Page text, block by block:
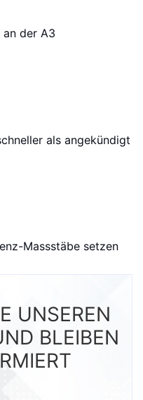
der A3
als angekündigt
Massstäbe setzen
UNSEREN
BLEIBEN